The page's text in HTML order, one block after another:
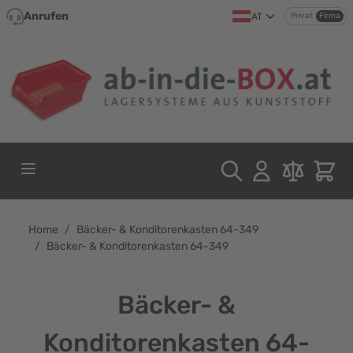
Direkt zum Inhalt
Anrufen AT Privat Firma
Home / Bäcker- & Konditorenkasten 64-349
/ Bäcker- & Konditorenkasten 64-349
Bäcker- &
Konditorenkasten 64-